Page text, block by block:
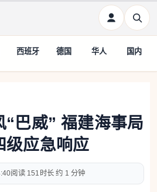
西班牙 德国 华人 国内
“巴威” 福建海事局
级应急响应
151 约 1 分钟